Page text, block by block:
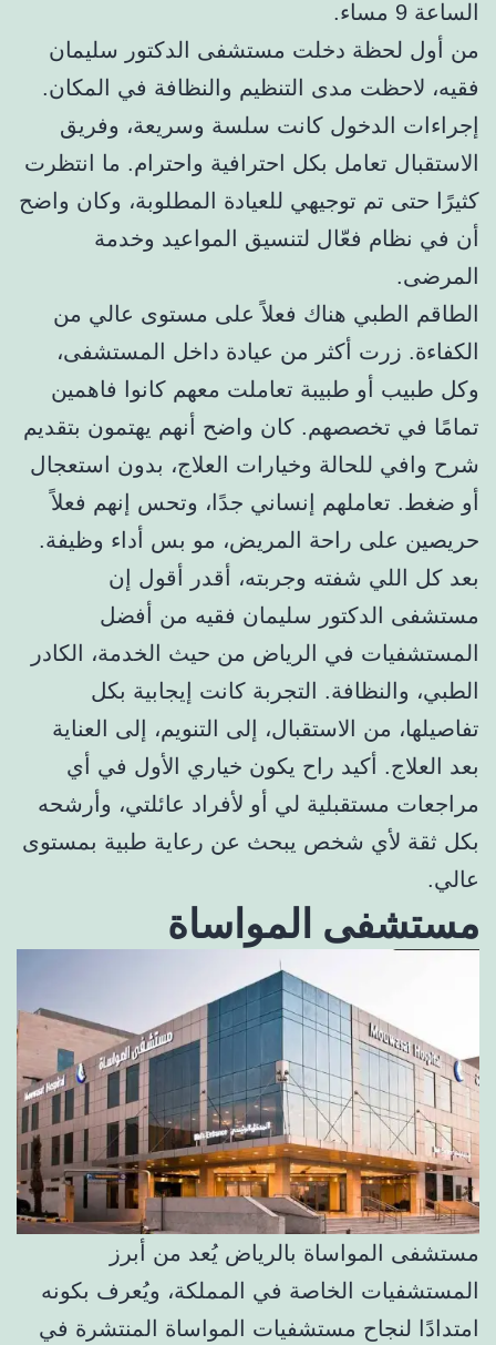
الساعة 9 مساء.
من أول لحظة دخلت مستشفى الدكتور سليمان
فقيه، لاحظت مدى التنظيم والنظافة في المكان.
إجراءات الدخول كانت سلسة وسريعة، وفريق
الاستقبال تعامل بكل احترافية واحترام. ما انتظرت
كثيرًا حتى تم توجيهي للعيادة المطلوبة، وكان واضح
أن في نظام فعّال لتنسيق المواعيد وخدمة
المرضى.
الطاقم الطبي هناك فعلاً على مستوى عالي من
الكفاءة. زرت أكثر من عيادة داخل المستشفى،
وكل طبيب أو طبيبة تعاملت معهم كانوا فاهمين
تمامًا في تخصصهم. كان واضح أنهم يهتمون بتقديم
شرح وافي للحالة وخيارات العلاج، بدون استعجال
أو ضغط. تعاملهم إنساني جدًا، وتحس إنهم فعلاً
حريصين على راحة المريض، مو بس أداء وظيفة.
بعد كل اللي شفته وجربته، أقدر أقول إن
مستشفى الدكتور سليمان فقيه من أفضل
المستشفيات في الرياض من حيث الخدمة، الكادر
الطبي، والنظافة. التجربة كانت إيجابية بكل
تفاصيلها، من الاستقبال، إلى التنويم، إلى العناية
بعد العلاج. أكيد راح يكون خياري الأول في أي
مراجعات مستقبلية لي أو لأفراد عائلتي، وأرشحه
بكل ثقة لأي شخص يبحث عن رعاية طبية بمستوى
عالي.
مستشفى المواساة
مستشفى المواساة بالرياض يُعد من أبرز
المستشفيات الخاصة في المملكة، ويُعرف بكونه
امتدادًا لنجاح مستشفيات المواساة المنتشرة في